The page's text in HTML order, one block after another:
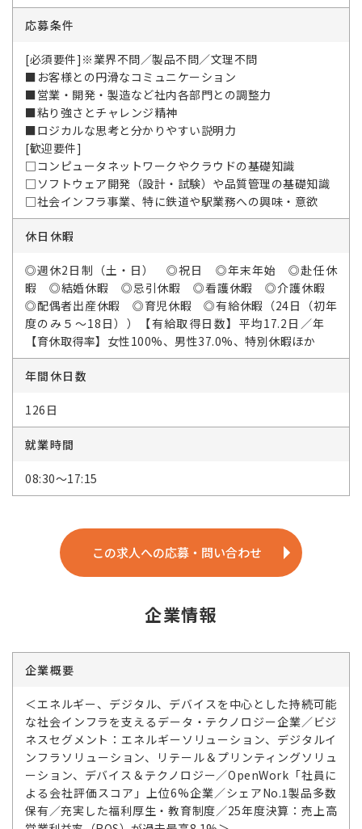
応募条件
[必須要件]※業界不問／製品不問／文理不問
■お客様との円滑なコミュニケーション
■営業・開発・製造など社内各部門との調整力
■粘り強さとチャレンジ精神
■ロジカルな思考と分かりやすい説明力
[歓迎要件]
□コンピュータネットワークやクラウドの基礎知識
□ソフトウェア開発（設計・試験）や品質管理の基礎知識
□社会インフラ事業、特に鉄道や駅業務への興味・意欲
休日休暇
◎週休2日制（土・日） ◎祝日 ◎年末年始 ◎赴任休
暇 ◎結婚休暇 ◎忌引休暇 ◎看護休暇 ◎介護休暇
◎配偶者出産休暇 ◎育児休暇 ◎有給休暇（24日（初年
度のみ５～18日））【有給取得日数】平均17.2日／年
【育休取得率】女性100%、男性37.0%、特別休暇ほか
年間休日数
126日
就業時間
08:30～17:15
この求人への応募・問い合わせ
企業情報
企業概要
＜エネルギー、デジタル、デバイスを中心とした持続可能
な社会インフラを支えるデータ・テクノロジー企業／ビジ
ネスセグメント：エネルギーソリューション、デジタルイ
ンフラソリューション、リテール＆プリンティングソリュ
ーション、デバイス＆テクノロジー／OpenWork「社員に
よる会社評価スコア」上位6%企業／シェアNo.1製品多数
保有／充実した福利厚生・教育制度／25年度決算：売上高